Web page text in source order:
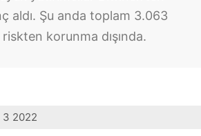
aldı. Şu anda toplam 3.063
korunma dışında.
3 2022